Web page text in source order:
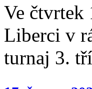
Ve čtvrtek
Liberci v
turnaj 3.